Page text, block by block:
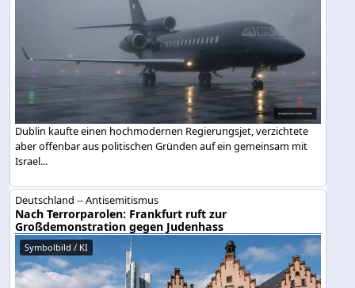
Dublin kaufte einen hochmodernen Regierungsjet, verzichtete
aber offenbar aus politischen Gründen auf ein gemeinsam mit
Israel...
Deutschland -- Antisemitismus
Nach Terrorparolen: Frankfurt ruft zur
Großdemonstration gegen Judenhass
Symbolbild / KI